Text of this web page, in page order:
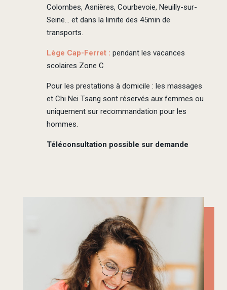
Colombes, Asnières, Courbevoie, Neuilly-sur-
Seine… et dans la limite des 45min de
transports.
Lège Cap-Ferret : pendant les vacances
scolaires Zone C
Pour les prestations à domicile : les massages
et Chi Nei Tsang sont réservés aux femmes ou
uniquement sur recommandation pour les
hommes.
Téléconsultation possible sur demande